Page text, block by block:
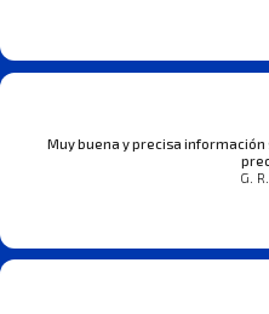
Muy buena y precisa
G.